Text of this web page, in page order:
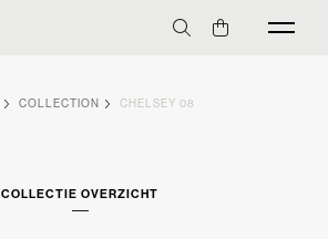
COLLECTION CHELSEY 08
COLLECTIE OVERZICHT